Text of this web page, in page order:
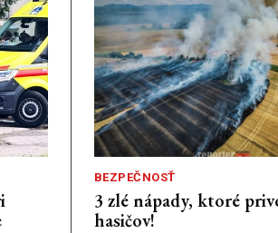
BEZPEČNOSŤ
3 zlé nápady, ktoré
hasičov!